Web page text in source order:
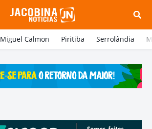
Miguel Calmon Piritiba Serrolândia